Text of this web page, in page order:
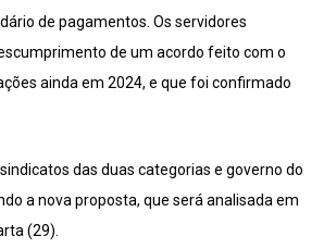
de pagamentos. Os servidores
de um acordo feito com o
ainda em 2024, e que foi confirmado
das duas categorias e governo do
a nova proposta, que será analisada em
(29).